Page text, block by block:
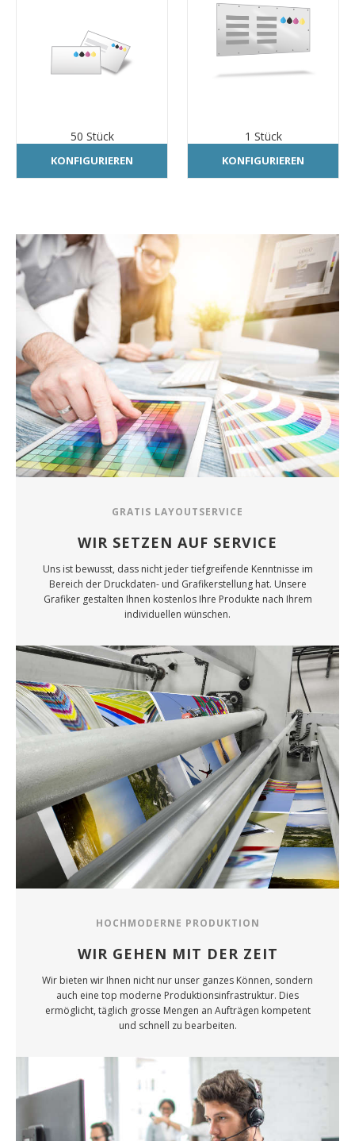
50 Stück
KONFIGURIEREN
1 Stück
KONFIGURIEREN
GRATIS LAYOUTSERVICE
WIR SETZEN AUF SERVICE
Uns ist bewusst, dass nicht jeder tiefgreifende Kenntnisse im
Bereich der Druckdaten- und Grafikerstellung hat. Unsere
Grafiker gestalten Ihnen kostenlos Ihre Produkte nach Ihrem
individuellen wünschen.
HOCHMODERNE PRODUKTION
WIR GEHEN MIT DER ZEIT
Wir bieten wir Ihnen nicht nur unser ganzes Können, sondern
auch eine top moderne Produktionsinfrastruktur. Dies
ermöglicht, täglich grosse Mengen an Aufträgen kompetent
und schnell zu bearbeiten.